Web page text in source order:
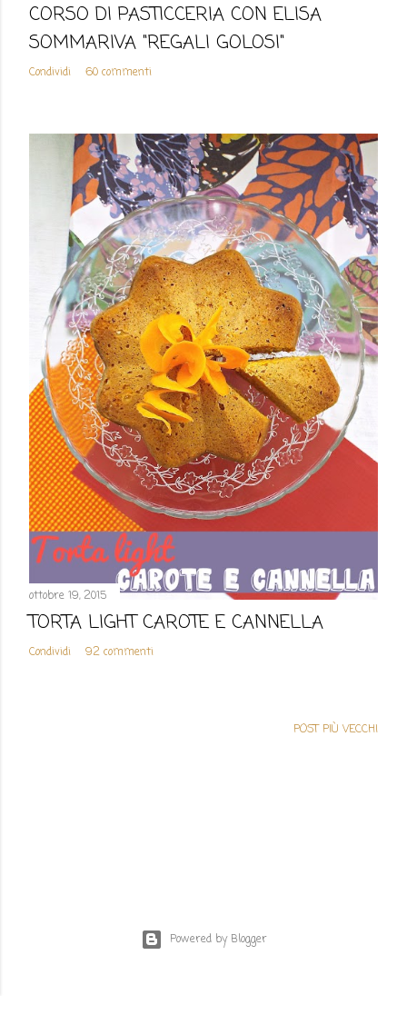
CORSO DI PASTICCERIA CON ELISA
SOMMARIVA "REGALI GOLOSI"
Condividi 60 commenti
ottobre 19, 2015
TORTA LIGHT CAROTE E CANNELLA
Condividi 92 commenti
POST PIÙ VECCHI
Powered by Blogger